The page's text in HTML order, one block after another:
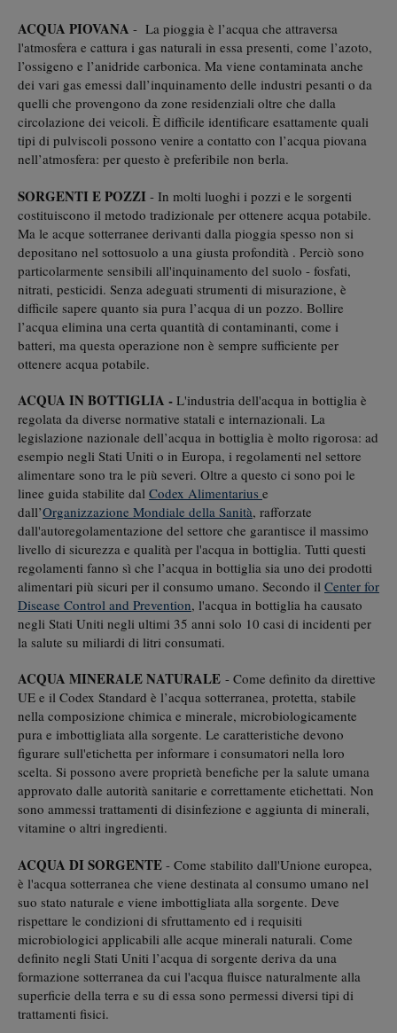
ACQUA PIOVANA - La pioggia è l’acqua che attraversa
l'atmosfera e cattura i gas naturali in essa presenti, come l’azoto,
l’ossigeno e l’anidride carbonica. Ma viene contaminata anche
dei vari gas emessi dall’inquinamento delle industri pesanti o da
quelli che provengono da zone residenziali oltre che dalla
circolazione dei veicoli. È difficile identificare esattamente quali
tipi di pulviscoli possono venire a contatto con l’acqua piovana
nell’atmosfera: per questo è preferibile non berla.
SORGENTI E POZZI - In molti luoghi i pozzi e le sorgenti
costituiscono il metodo tradizionale per ottenere acqua potabile.
Ma le acque sotterranee derivanti dalla pioggia spesso non si
depositano nel sottosuolo a una giusta profondità . Perciò sono
particolarmente sensibili all'inquinamento del suolo - fosfati,
nitrati, pesticidi. Senza adeguati strumenti di misurazione, è
difficile sapere quanto sia pura l’acqua di un pozzo. Bollire
l’acqua elimina una certa quantità di contaminanti, come i
batteri, ma questa operazione non è sempre sufficiente per
ottenere acqua potabile.
ACQUA IN BOTTIGLIA - L'industria dell'acqua in bottiglia è
regolata da diverse normative statali e internazionali. La
legislazione nazionale dell’acqua in bottiglia è molto rigorosa: ad
esempio negli Stati Uniti o in Europa, i regolamenti nel settore
alimentare sono tra le più severi. Oltre a questo ci sono poi le
linee guida stabilite dal Codex Alimentarius e
dall’Organizzazione Mondiale della Sanità, rafforzate
dall'autoregolamentazione del settore che garantisce il massimo
livello di sicurezza e qualità per l'acqua in bottiglia. Tutti questi
regolamenti fanno sì che l’acqua in bottiglia sia uno dei prodotti
alimentari più sicuri per il consumo umano. Secondo il Center for
Disease Control and Prevention, l'acqua in bottiglia ha causato
negli Stati Uniti negli ultimi 35 anni solo 10 casi di incidenti per
la salute su miliardi di litri consumati.
ACQUA MINERALE NATURALE - Come definito da direttive
UE e il Codex Standard è l’acqua sotterranea, protetta, stabile
nella composizione chimica e minerale, microbiologicamente
pura e imbottigliata alla sorgente. Le caratteristiche devono
figurare sull'etichetta per informare i consumatori nella loro
scelta. Si possono avere proprietà benefiche per la salute umana
approvato dalle autorità sanitarie e correttamente etichettati. Non
sono ammessi trattamenti di disinfezione e aggiunta di minerali,
vitamine o altri ingredienti.
ACQUA DI SORGENTE - Come stabilito dall'Unione europea,
è l'acqua sotterranea che viene destinata al consumo umano nel
suo stato naturale e viene imbottigliata alla sorgente. Deve
rispettare le condizioni di sfruttamento ed i requisiti
microbiologici applicabili alle acque minerali naturali. Come
definito negli Stati Uniti l’acqua di sorgente deriva da una
formazione sotterranea da cui l'acqua fluisce naturalmente alla
superficie della terra e su di essa sono permessi diversi tipi di
trattamenti fisici.